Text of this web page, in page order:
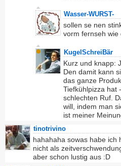
Wasser-WURST-
sollen se nen
vorm fernseh wie
KugelSchreiBär
Kurz und knapp:
Den damit kann
das ganze
Tiefkühlpizza hat
schlechten Ruf.
will, indem man
ist meiner
tinotrivino
hahahaha sowas habe ich
nicht als
aber schon lustig aus :D